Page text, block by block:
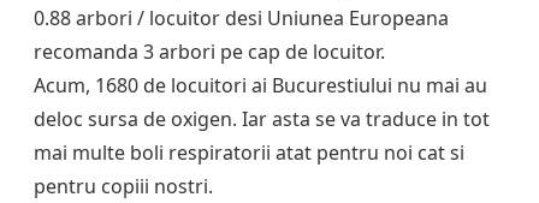
0.88 arbori / locuitor desi Uniunea Europeana
recomanda 3 arbori pe cap de locuitor.
Acum, 1680 de locuitori ai Bucurestiului nu mai au
deloc sursa de oxigen. Iar asta se va traduce in tot
mai multe boli respiratorii atat pentru noi cat si
pentru copiii nostri.